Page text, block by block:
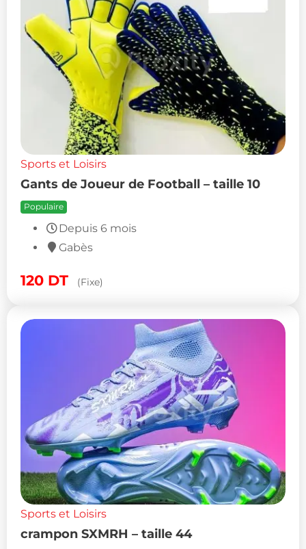
Sports et Loisirs
Gants de Joueur de Football – taille 10
Populaire
Depuis 6 mois
Gabès
120 DT (Fixe)
Sports et Loisirs
crampon SXMRH – taille 44